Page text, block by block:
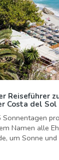
Reiseführer
Costa del Sol
Namen alle
um Sonne